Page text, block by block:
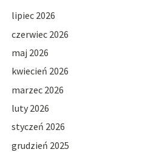
lipiec 2026
czerwiec 2026
maj 2026
kwiecień 2026
marzec 2026
luty 2026
styczeń 2026
grudzień 2025